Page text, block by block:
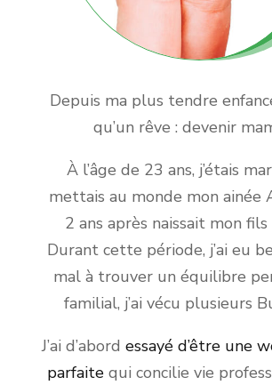
Depuis ma plus tendre
qu’un rêve : devenir
À l’âge de 23 ans, j’étais
mettais au monde mon ainée
2 ans après naissait mon
Durant cette période, j’ai eu
mal à trouver un équilibre
familial, j’ai vécu plusieurs
J’ai d’abord essayé d’être une
parfaitequi concilie vie